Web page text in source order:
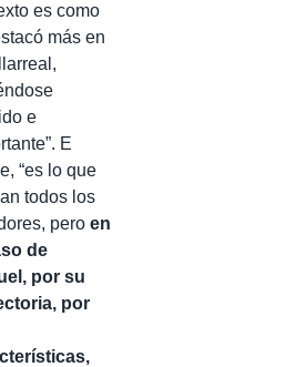
es como
más en
e
E
“es lo que
todos los
pero en
de
por su
por